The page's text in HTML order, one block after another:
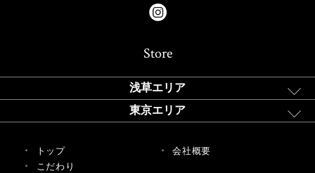
Store
浅草エリア
東京エリア
トップ
こだわり
会社概要